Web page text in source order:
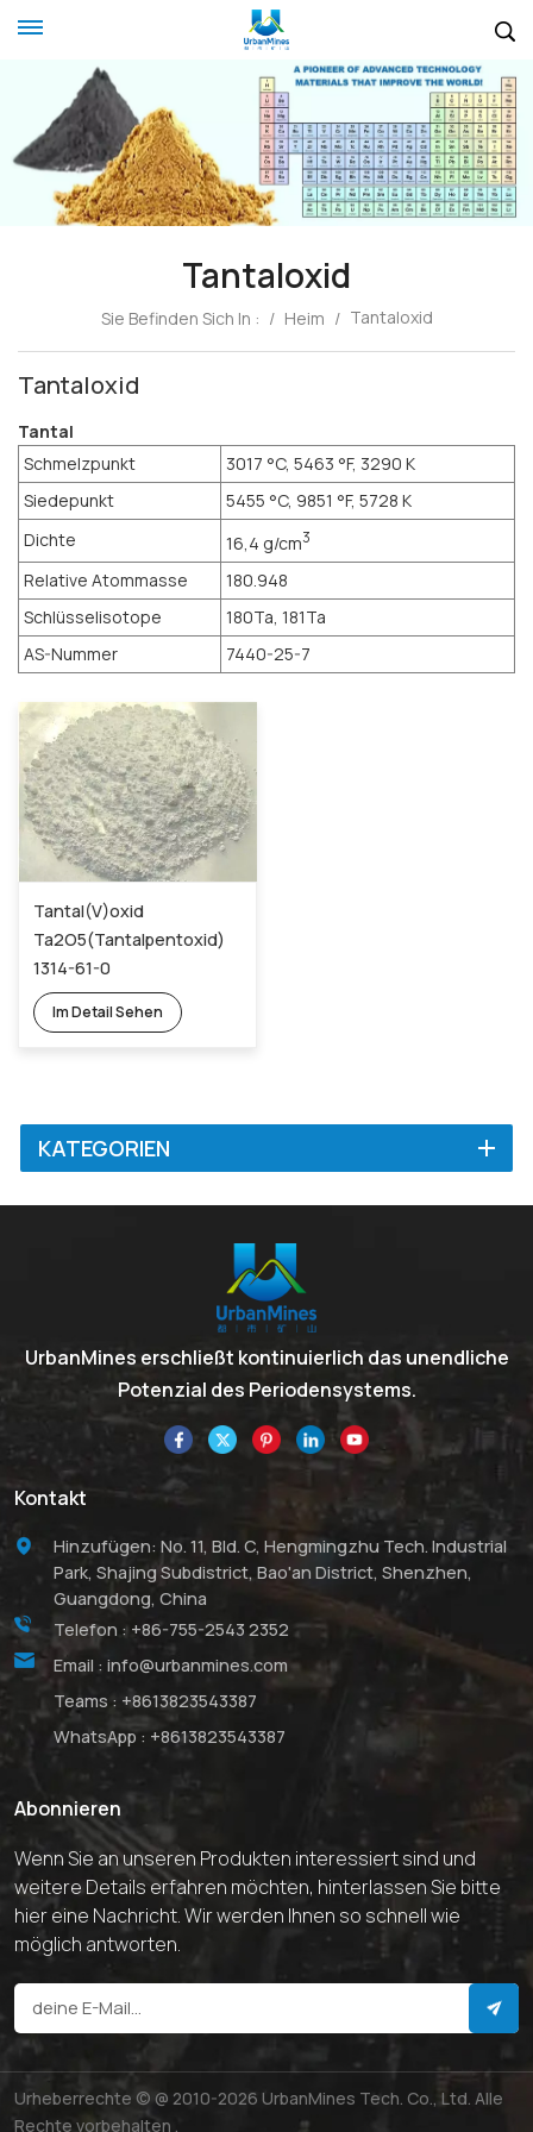
Tantaloxid
Sie Befinden Sich In : / Heim / Tantaloxid
Tantaloxid
Tantal
Schmelzpunkt
3017 °C, 5463 °F, 3290 K
Siedepunkt
5455 °C, 9851 °F, 5728 K
Dichte
16,4 g/cm3
Relative Atommasse
180.948
Schlüsselisotope
180Ta, 181Ta
AS-Nummer
7440-25-7
Tantal(V)oxid
Ta2O5(Tantalpentoxid)
1314-61-0
Im Detail Sehen
KATEGORIEN
UrbanMines erschließt kontinuierlich das unendliche
Potenzial des Periodensystems.
Kontakt
Hinzufügen: No. 11, Bld. C, Hengmingzhu Tech. Industrial
Park, Shajing Subdistrict, Bao'an District, Shenzhen,
Guangdong, China
Telefon : +86-755-2543 2352
Email : info@urbanmines.com
Teams : +8613823543387
WhatsApp : +8613823543387
Abonnieren
Wenn Sie an unseren Produkten interessiert sind und
weitere Details erfahren möchten, hinterlassen Sie bitte
hier eine Nachricht. Wir werden Ihnen so schnell wie
möglich antworten.
Urheberrechte © @ 2010-2026 UrbanMines Tech. Co., Ltd. Alle
Rechte vorbehalten .